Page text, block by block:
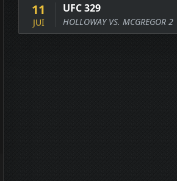
11
JUI
UFC 329
HOLLOWAY VS. MCGREGOR 2